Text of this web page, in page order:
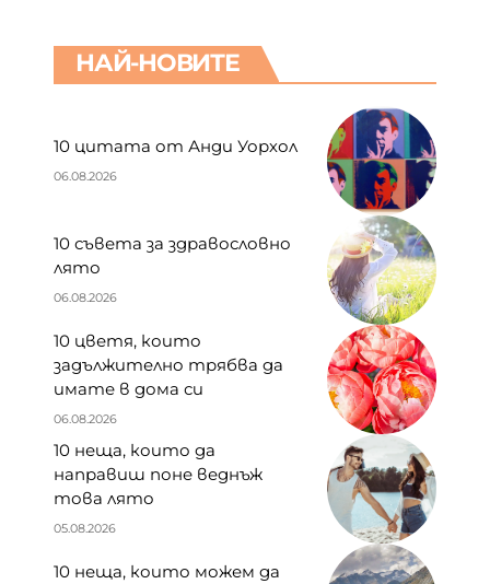
НАЙ-НОВИТЕ
10 цитата от Анди Уорхол
06.08.2026
10 съвета за здравословно
лято
06.08.2026
10 цветя, които
задължително трябва да
имате в дома си
06.08.2026
10 неща, които да
направиш поне веднъж
това лято
05.08.2026
10 неща, които можем да